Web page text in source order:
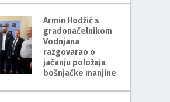
Armin Hodžić s
gradonačelnikom
Vodnjana
razgovarao o
jačanju položaja
bošnjačke manjine